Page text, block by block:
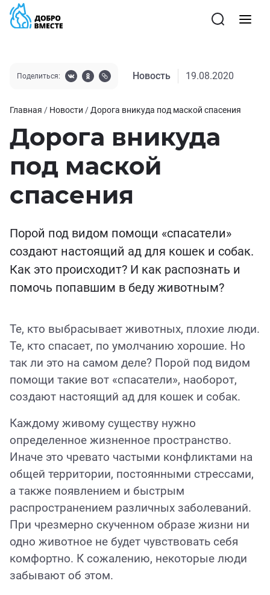
Поделиться: Новость 19.08.2020
Главная / Новости / Дорога вникуда под маской спасения
Дорога вникуда
под маской
спасения
Порой под видом помощи «спасатели»
создают настоящий ад для кошек и собак.
Как это происходит? И как распознать и
помочь попавшим в беду животным?
Те, кто выбрасывает животных, плохие люди.
Те, кто спасает, по умолчанию хорошие. Но
так ли это на самом деле? Порой под видом
помощи такие вот «спасатели», наоборот,
создают настоящий ад для кошек и собак.
Каждому живому существу нужно
определенное жизненное пространство.
Иначе это чревато частыми конфликтами на
общей территории, постоянными стрессами,
а также появлением и быстрым
распространением различных заболеваний.
При чрезмерно скученном образе жизни ни
одно животное не будет чувствовать себя
комфортно. К сожалению, некоторые люди
забывают об этом.